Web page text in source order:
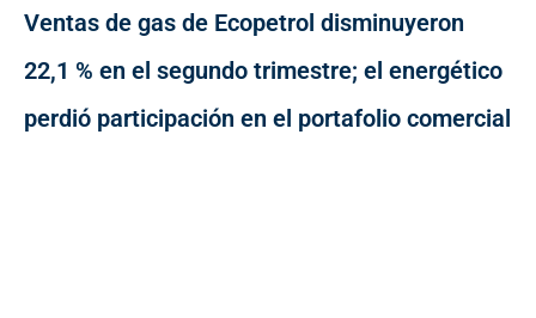
Ventas de gas de Ecopetrol disminuyeron
22,1 % en el segundo trimestre; el energético
perdió participación en el portafolio comercial